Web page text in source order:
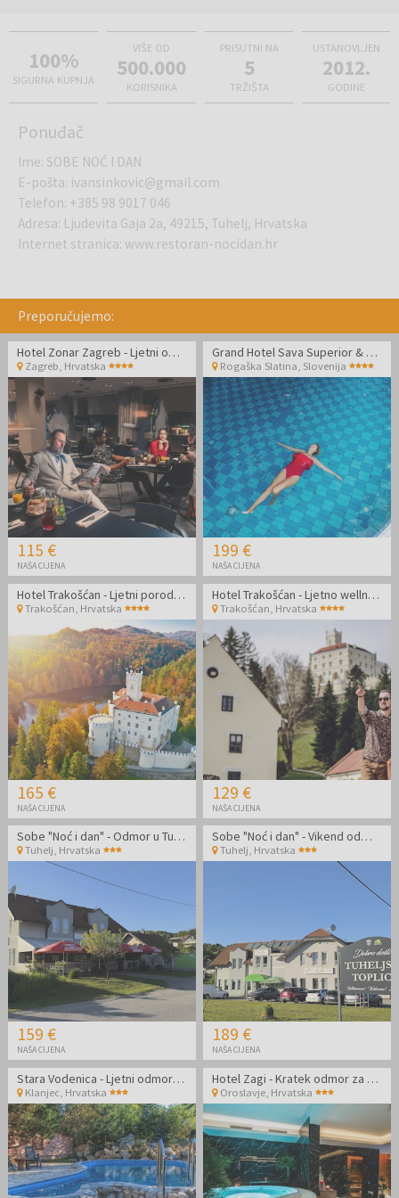
100%
SIGURNA KUPNJA
VIŠE OD
500.000
KORISNIKA
PRISUTNI NA
5
TRŽIŠTA
USTANOVLJEN
2012.
GODINE
Ponuđač
Ime: SOBE NOĆ I DAN
E-pošta: ivansinkovic@gmail.com
Telefon: +385 98 9017 046
Adresa: Ljudevita Gaja 2a, 49215, Tuhelj, Hrvatska
Internet stranica: www.restoran-nocidan.hr
Preporučujemo:
Hotel Zonar Zagreb - Ljetni odmor u Zagrebu
Zagreb Hrvatska
115 €
NAŠA CIJENA
Grand Hotel Sava Superior & Hotel Zagreb - Mini detox paket za 1 osobu
Rogaška Slatina Slovenija
199 €
NAŠA CIJENA
Hotel Trakošćan - Ljetni porodični paket opuštanja
Trakošćan Hrvatska
165 €
NAŠA CIJENA
Hotel Trakošćan - Ljetno wellness opuštanje udvoje
Trakošćan Hrvatska
129 €
NAŠA CIJENA
Sobe "Noć i dan" - Odmor u Tuheljskim Toplicama tijekom tjedna
Tuhelj, Hrvatska
159 €
NAŠA CIJENA
Sobe "Noć i dan" - Vikend odmor u Tuheljskim Toplicama
Tuhelj, Hrvatska
189 €
NAŠA CIJENA
Stara Vodenica - Ljetni odmor udvoje
Klanjec, Hrvatska
Hotel Zagi - Kratek odmor za parove s korištenjem novog wellness centra
Oroslavje, Hrvatska